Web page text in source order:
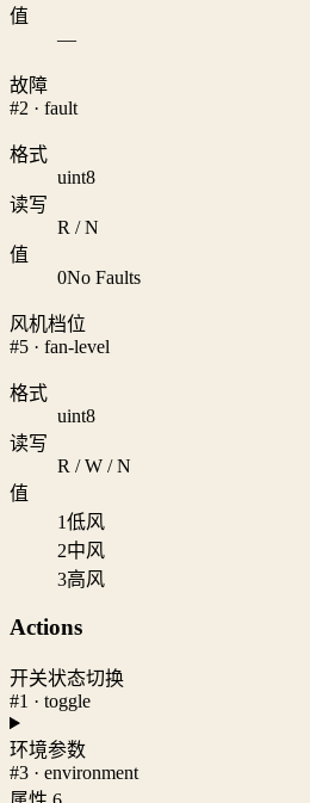
值
—
故障
#2 · fault
格式
uint8
读写
R / N
值
0No Faults
风机档位
#5 · fan-level
格式
uint8
读写
R / W / N
值
1低风
2中风
3高风
Actions
开关状态切换
#1 · toggle
环境参数
#3 · environment